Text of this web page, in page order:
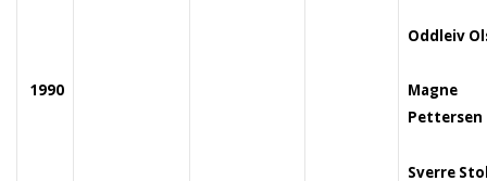
1990
Oddleiv
Magne
Pettersen
Sverre